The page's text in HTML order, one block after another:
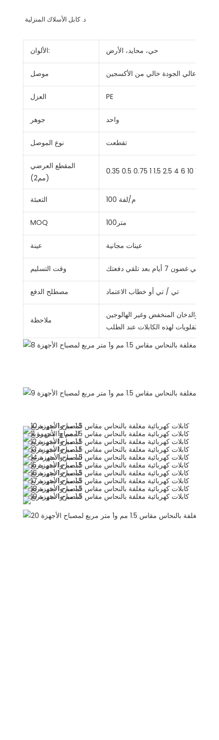
الألوان: حي، محايد، الأرض
موصل نحاس عالي الجودة خالي من الأكسجين
العزل PE
جوهر واحد
نوع الموصل تقطعت
المقطع العرضي
(مم2)
0.35 0.5 0.75 1 1.5 2.5 4 6 10 16 25
التعبئة 100 م/لفة
MOQ متر100
عينة عينات مجانية
وقت التسليم في غضون 7 أيام بعد تلقي دفعتك
مصطلح الدفع تي / تي أو خطاب الاعتماد
ملاحظة
والدخان المنخفض وغير الهالوجين
والقلويات لهذه الكابلات عند الطلب